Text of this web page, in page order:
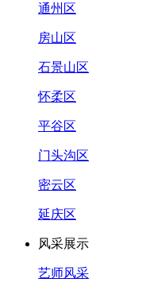
通州区
房山区
石景山区
怀柔区
平谷区
门头沟区
密云区
延庆区
风采展示
艺师风采